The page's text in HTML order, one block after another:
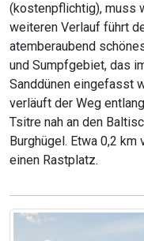
(kostenpflichtig), muss
weiteren Verlauf führt
atemberaubend
und Sumpfgebiet, das
Sanddünen eingefasst
verläuft der Weg
Tsitre nah an den
Burghügel. Etwa 0,2
einen Rastplatz.